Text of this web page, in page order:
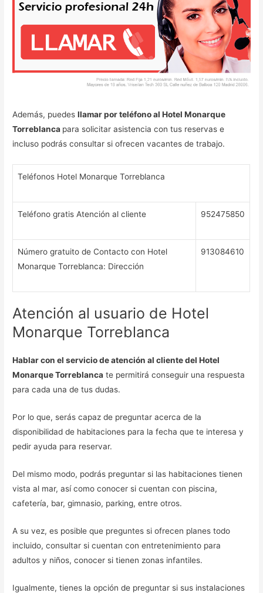
Además, puedesllamar por teléfono al Hotel Monarque
Torreblanca para solicitar asistencia con tus reservas e
incluso podrás consultar si ofrecen vacantes de trabajo.
Teléfonos Hotel Monarque Torreblanca
Teléfono gratis Atención al cliente 952475850
Número gratuito de Contacto con Hotel
Monarque Torreblanca: Dirección
913084610
Atención al usuario de Hotel
Monarque Torreblanca
Hablar con el servicio de atención al cliente del Hotel
Monarque Torreblanca te permitirá conseguir una respuesta
para cada una de tus dudas.
Por lo que, serás capaz de preguntar acerca de la
disponibilidad de habitaciones para la fecha que te interesa y
pedir ayuda para reservar.
Del mismo modo, podrás preguntar si las habitaciones tienen
vista al mar, así como conocer si cuentan con piscina,
cafetería, bar, gimnasio, parking, entre otros.
A su vez, es posible que preguntes si ofrecen planes todo
incluido, consultar si cuentan con entretenimiento para
adultos y niños, conocer si tienen zonas infantiles.
Igualmente, tienes la opción de preguntar si sus instalaciones